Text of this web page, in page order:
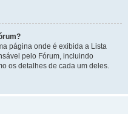
página onde é exibida a Lista
pelo Fórum, incluindo
os detalhes de cada um deles.